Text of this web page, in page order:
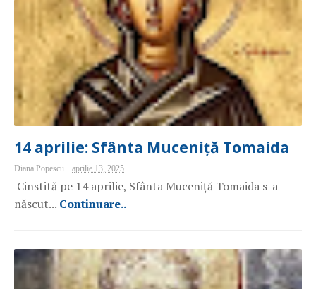
14 aprilie: Sfânta Muceniță Tomaida
Diana Popescu aprilie 13, 2025
Cinstită pe 14 aprilie, Sfânta Muceniță Tomaida s-a
născut... Continuare..